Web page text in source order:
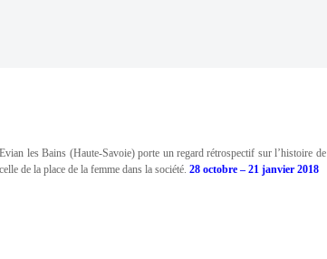
les Bains (Haute-Savoie) porte un regard rétrospectif sur l’histoire de
de la place de la femme dans la société. 28 octobre – 21 janvier 2018